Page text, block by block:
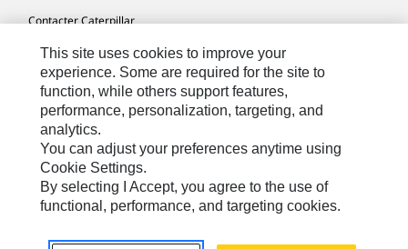
Contacter Caterpillar
Mes Préférences Marketing
Plan Du Site
Cookie Settings
Légales
Confidentialité
This site uses cookies to improve your
experience. Some are required for the site to
function, while others support features,
performance, personalization, targeting, and
analytics.
You can adjust your preferences anytime using
Cookie Settings.
By selecting I Accept, you agree to the use of
functional, performance, and targeting cookies.